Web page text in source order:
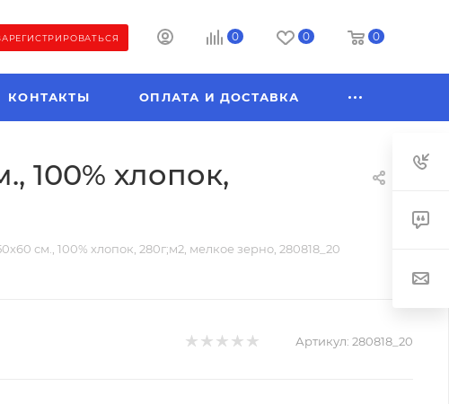
0 0 0
КОНТАКТЫ ОПЛАТА И ДОСТАВКА
100% хлопок,
см., 100% хлопок, 280г;м2, мелкое зерно, 280818_20
Артикул: 280818_20